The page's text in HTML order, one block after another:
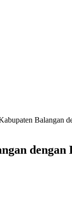
Balangan